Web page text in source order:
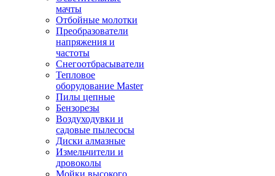
мачты
Отбойные молотки
Преобразователи
напряжения и
частоты
Снегоотбрасыватели
Тепловое
оборудование Master
Пилы цепные
Бензорезы
Воздуходувки и
садовые пылесосы
Диски алмазные
Измельчители и
дровоколы
Мойки высокого